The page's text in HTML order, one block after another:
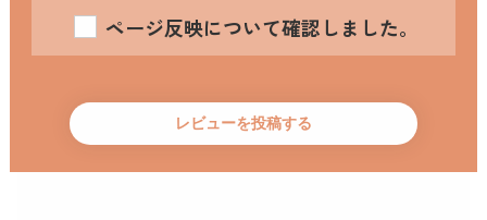
ページ反映について確認しました。